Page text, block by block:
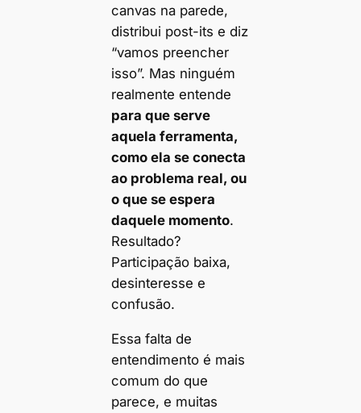
canvas na parede,
distribui post-its e diz
“vamos preencher
isso”. Mas ninguém
realmente entende
para que serve
aquela ferramenta,
como ela se conecta
ao problema real, ou
o que se espera
daquele momento.
Resultado?
Participação baixa,
desinteresse e
confusão.
Essa falta de
entendimento é mais
comum do que
parece, e muitas